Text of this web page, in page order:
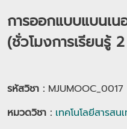
การออกแบบแบนเน
(ชั่วโมงการเรียนรู้
รหัสวิชา : MJUMOOC_0017
หมวดวิชา : เทคโนโลยีสารสน